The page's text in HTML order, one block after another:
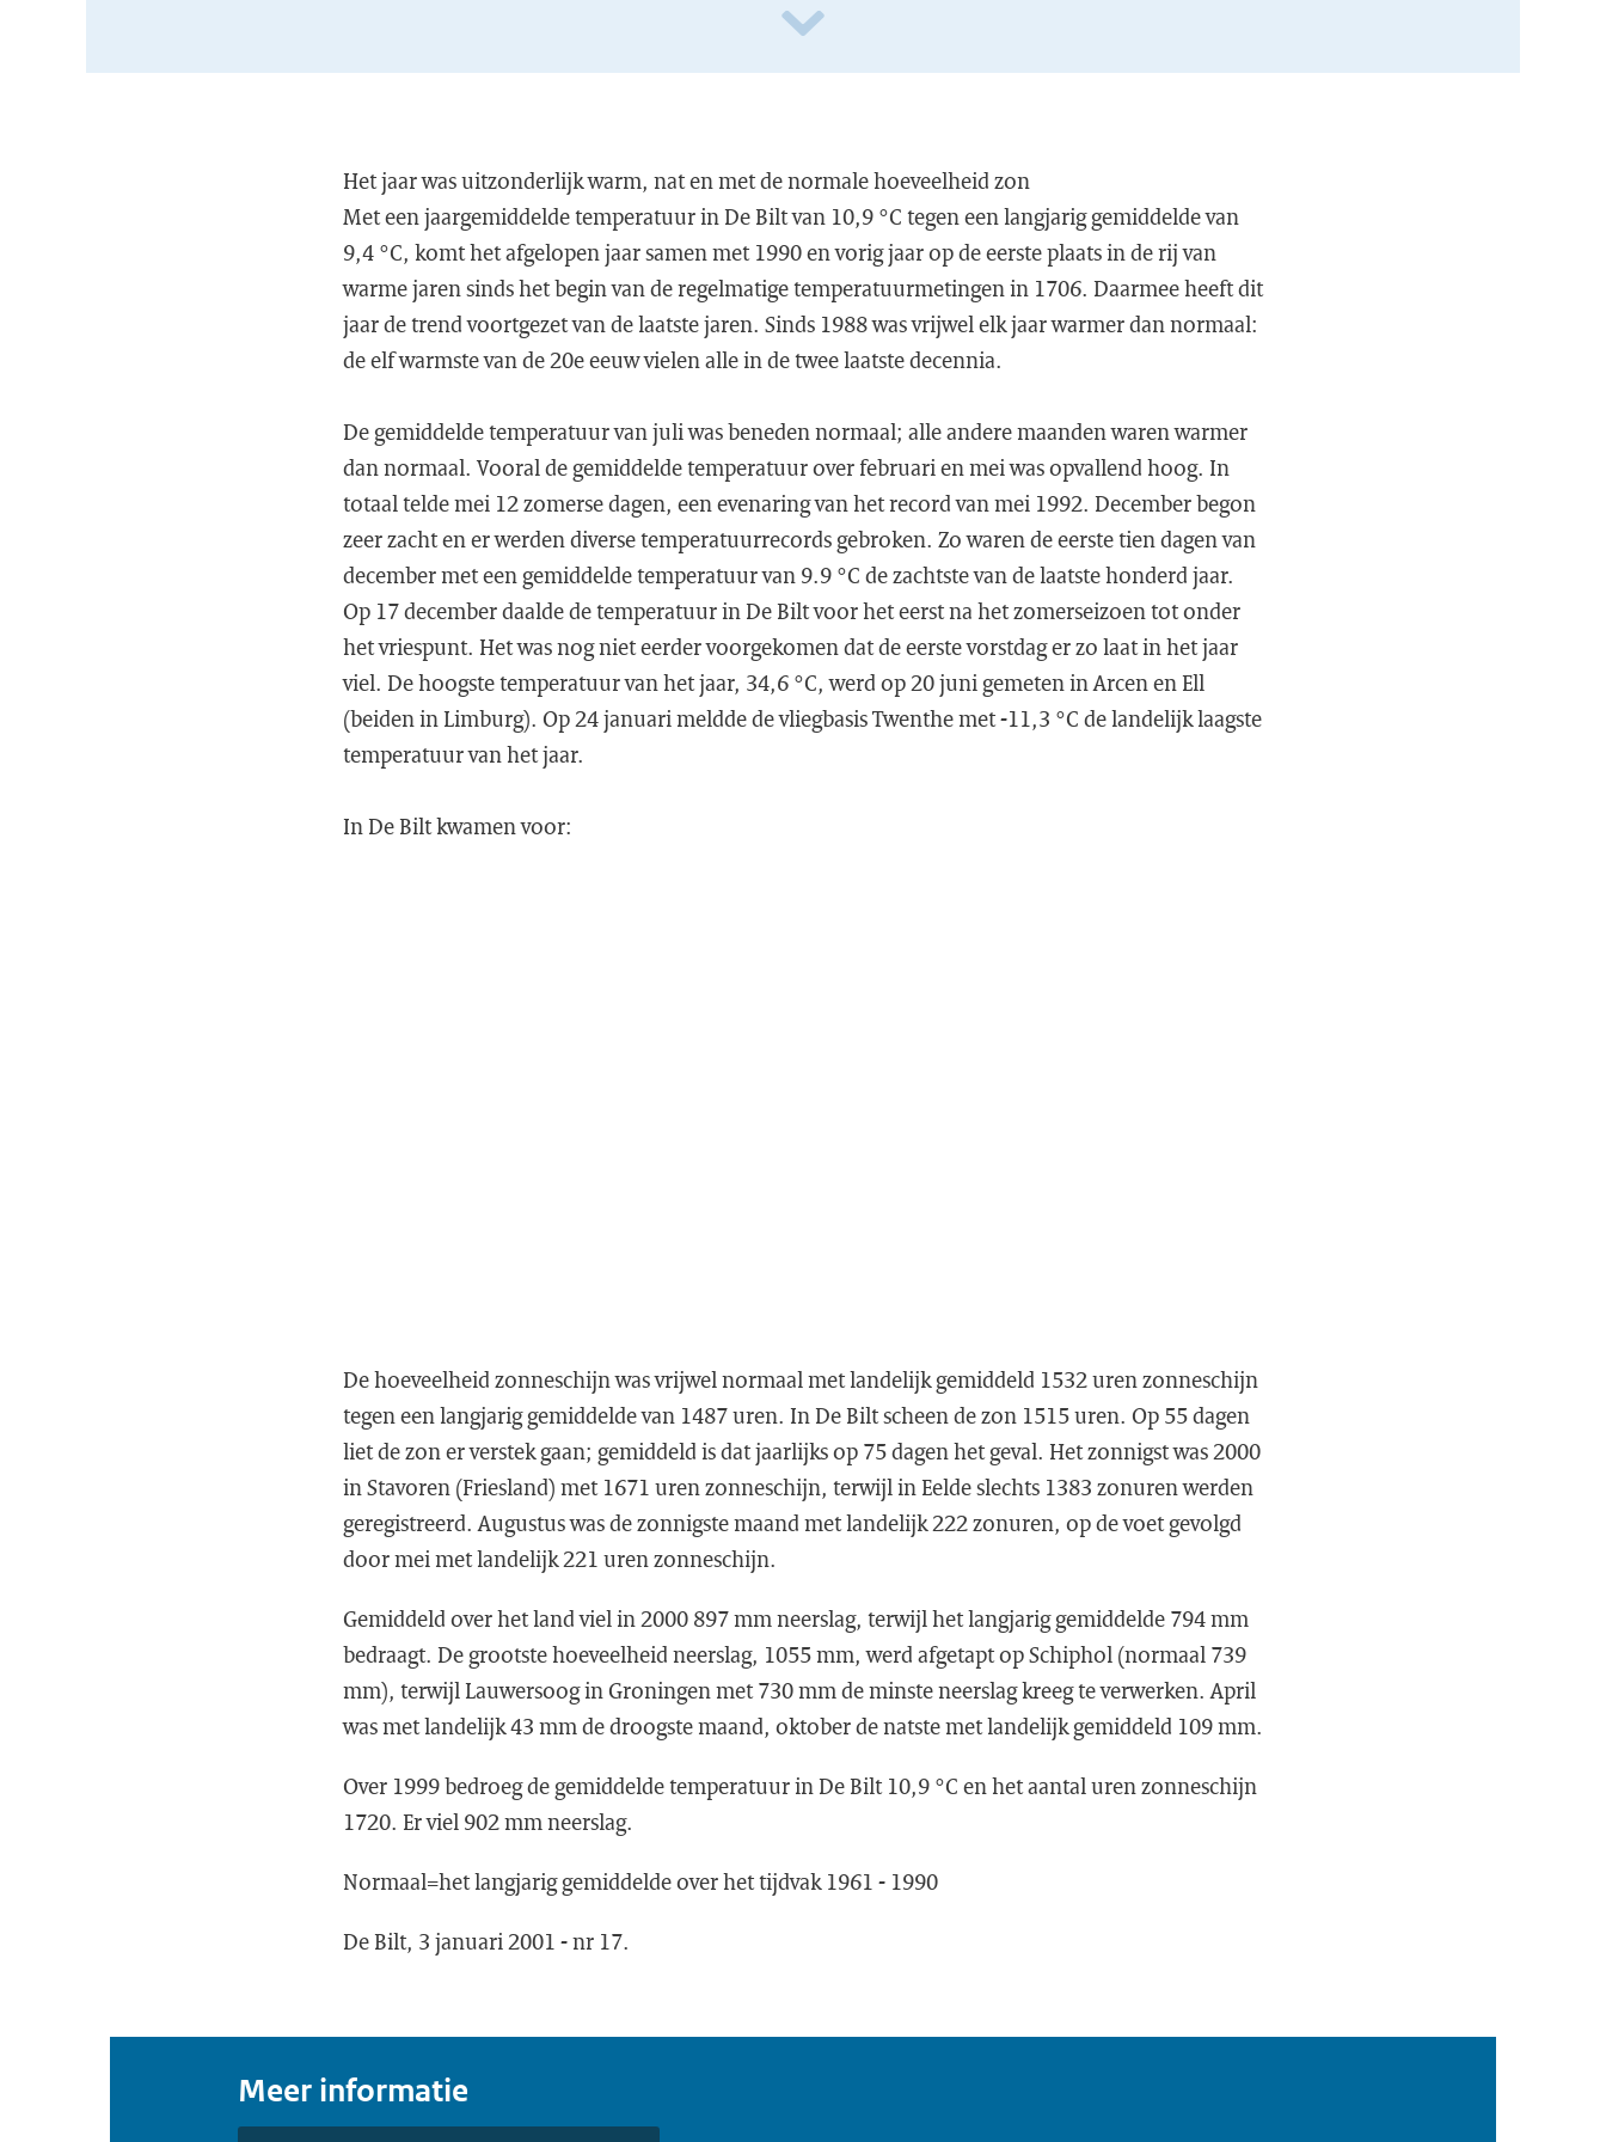
Het jaar was uitzonderlijk warm, nat en met de normale hoeveelheid zon
Met een jaargemiddelde temperatuur in De Bilt van 10,9 °C tegen een langjarig gemiddelde van
9,4 °C, komt het afgelopen jaar samen met 1990 en vorig jaar op de eerste plaats in de rij van
warme jaren sinds het begin van de regelmatige temperatuurmetingen in 1706. Daarmee heeft dit
jaar de trend voortgezet van de laatste jaren. Sinds 1988 was vrijwel elk jaar warmer dan normaal:
de elf warmste van de 20e eeuw vielen alle in de twee laatste decennia.
De gemiddelde temperatuur van juli was beneden normaal; alle andere maanden waren warmer
dan normaal. Vooral de gemiddelde temperatuur over februari en mei was opvallend hoog. In
totaal telde mei 12 zomerse dagen, een evenaring van het record van mei 1992. December begon
zeer zacht en er werden diverse temperatuurrecords gebroken. Zo waren de eerste tien dagen van
december met een gemiddelde temperatuur van 9.9 °C de zachtste van de laatste honderd jaar.
Op 17 december daalde de temperatuur in De Bilt voor het eerst na het zomerseizoen tot onder
het vriespunt. Het was nog niet eerder voorgekomen dat de eerste vorstdag er zo laat in het jaar
viel. De hoogste temperatuur van het jaar, 34,6 °C, werd op 20 juni gemeten in Arcen en Ell
(beiden in Limburg). Op 24 januari meldde de vliegbasis Twenthe met -11,3 °C de landelijk laagste
temperatuur van het jaar.
In De Bilt kwamen voor:
De hoeveelheid zonneschijn was vrijwel normaal met landelijk gemiddeld 1532 uren zonneschijn
tegen een langjarig gemiddelde van 1487 uren. In De Bilt scheen de zon 1515 uren. Op 55 dagen
liet de zon er verstek gaan; gemiddeld is dat jaarlijks op 75 dagen het geval. Het zonnigst was 2000
in Stavoren (Friesland) met 1671 uren zonneschijn, terwijl in Eelde slechts 1383 zonuren werden
geregistreerd. Augustus was de zonnigste maand met landelijk 222 zonuren, op de voet gevolgd
door mei met landelijk 221 uren zonneschijn.
Gemiddeld over het land viel in 2000 897 mm neerslag, terwijl het langjarig gemiddelde 794 mm
bedraagt. De grootste hoeveelheid neerslag, 1055 mm, werd afgetapt op Schiphol (normaal 739
mm), terwijl Lauwersoog in Groningen met 730 mm de minste neerslag kreeg te verwerken. April
was met landelijk 43 mm de droogste maand, oktober de natste met landelijk gemiddeld 109 mm.
Over 1999 bedroeg de gemiddelde temperatuur in De Bilt 10,9 °C en het aantal uren zonneschijn
1720. Er viel 902 mm neerslag.
Normaal=het langjarig gemiddelde over het tijdvak 1961 - 1990
De Bilt, 3 januari 2001 - nr 17.
Meer informatie